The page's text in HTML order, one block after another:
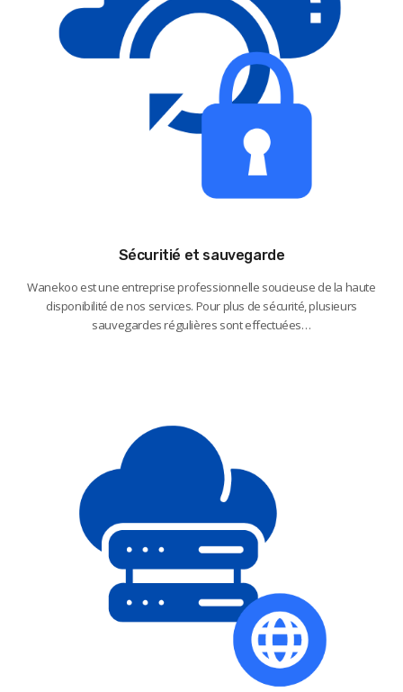
Sécuritié et sauvegarde
Wanekoo est une entreprise professionnelle soucieuse de la haute
disponibilité de nos services. Pour plus de sécurité, plusieurs
sauvegardes régulières sont effectuées…